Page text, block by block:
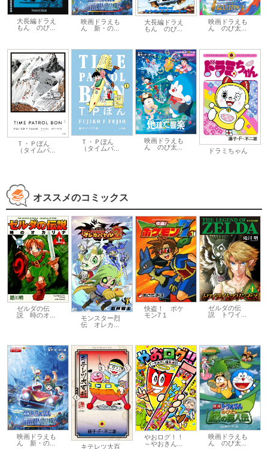
大長編ドラえ
もん のび...
映画ドラえも
ん 新・の...
大長編ドラえ
もん のび...
映画ドラえも
ん のび太...
Ｔ・Ｐぼん
（タイムパ...
Ｔ・Ｐぼん
（タイムパ...
映画ドラえも
ん のび太...
ドラミちゃん
オススメのコミックス
ゼルダの伝
説 時のオ...
モンスター烈
伝 オレカ...
快盗！ ポケ
モン7 1
ゼルダの伝
説 トワイ...
映画ドラえも
ん 新・の...
キテレツ大百
やおログ！！
～やおきん...
映画ドラえも
ん のび太...